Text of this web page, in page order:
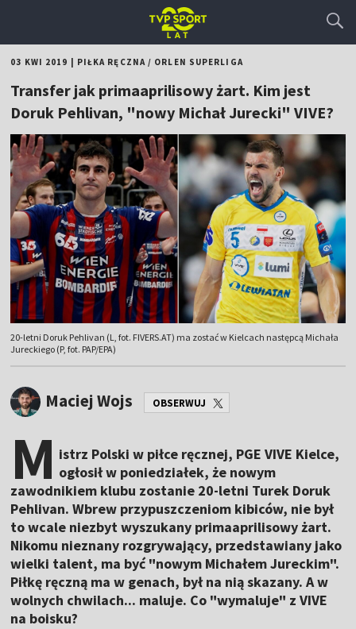
03 KWI 2019 PIŁKA RĘCZNA/ ORLEN SUPERLIGA
Transfer jak primaaprilisowy żart. Kim jest
Doruk Pehlivan, "nowy Michał Jurecki" VIVE?
20-letni Doruk Pehlivan (L, fot. FIVERS.AT) ma zostać w Kielcach następcą Michała
Jureckiego (P, fot. PAP/EPA)
Maciej Wojs OBSERWUJ
M istrz Polski w piłce ręcznej, PGE VIVE Kielce,
ogłosił w poniedziałek, że nowym
zawodnikiem klubu zostanie 20-letni Turek Doruk
Pehlivan. Wbrew przypuszczeniom kibiców, nie był
to wcale niezbyt wyszukany primaaprilisowy żart.
Nikomu nieznany rozgrywający, przedstawiany jako
wielki talent, ma być "nowym Michałem Jureckim".
Piłkę ręczną ma w genach, był na nią skazany. A w
wolnych chwilach... maluje. Co "wymaluje" z VIVE
na boisku?